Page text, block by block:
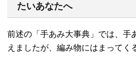
たいあなたへ
前述の「手あみ大事典」では、手
えましたが、編み物にはまってく